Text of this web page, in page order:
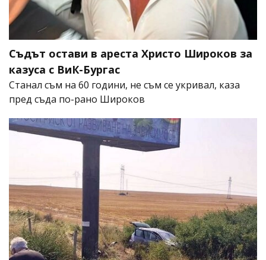
Съдът остави в ареста Христо Широков за
казуса с ВиК-Бургас
Станал съм на 60 години, не съм се укривал, каза
пред съда по-рано Широков